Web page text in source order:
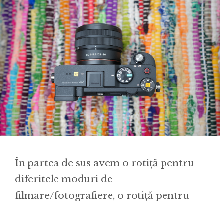
În partea de sus avem o rotiță pentru
diferitele moduri de
filmare/fotografiere, o rotiță pentru